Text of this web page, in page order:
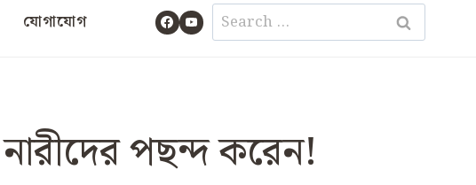
যোগাযোগ
Search
for:
পছন্দ করেন!